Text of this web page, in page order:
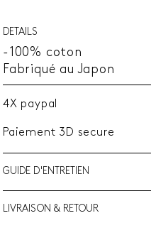
DETAILS
-100% coton
Fabriqué au Japon
4X paypal
Paiement 3D secure
GUIDE D'ENTRETIEN
LIVRAISON & RETOUR